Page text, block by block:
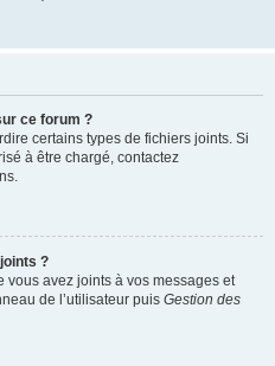
ce forum ?
certains types de fichiers joints. Si
à être chargé, contactez
?
vous avez joints à vos messages et
de l’utilisateur puis Gestion des